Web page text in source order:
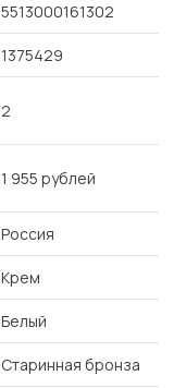
5513000161302
1375429
2
1 955 рублей
Россия
Крем
Белый
Старинная бронза